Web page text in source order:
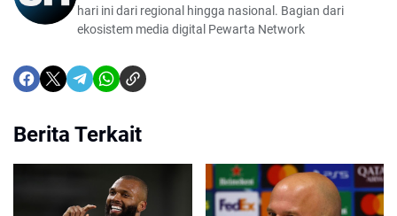
hari ini dari regional hingga nasional. Bagian dari
ekosistem media digital Pewarta Network
Berita Terkait